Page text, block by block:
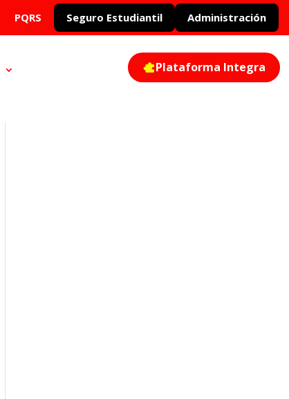
PQRS Seguro Estudiantil Administración
Plataforma Integra